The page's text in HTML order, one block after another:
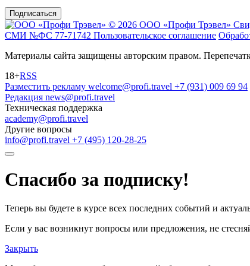
Подписаться
© 2026 ООО «Профи Трэвeл»
СМИ №ФС 77-71742 Пользовательское соглашение
Материалы сайта защищены авторским правом.
18+RSS
Разместить рекламу welcome@profi.travel +7 (931) 009 69 94
Редакция news@profi.travel
Техническая поддержка
academy@profi.travel
Другие вопросы
info@profi.travel +7 (495) 120-28-25
Спасибо за подписку!
Теперь вы будете в курсе всех последних событий и
Если у вас возникнут вопросы или предложения, не
Закрыть